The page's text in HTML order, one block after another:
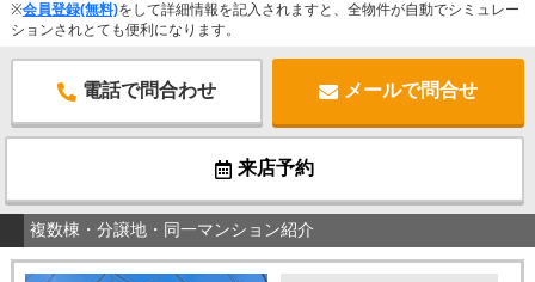
※会員登録(無料)をして詳細情報を記入されますと、全物件が自動でシミュレー
ションされとても便利になります。
電話で問合わせ メールで問合せ
来店予約
複数棟・分譲地・同一マンション紹介